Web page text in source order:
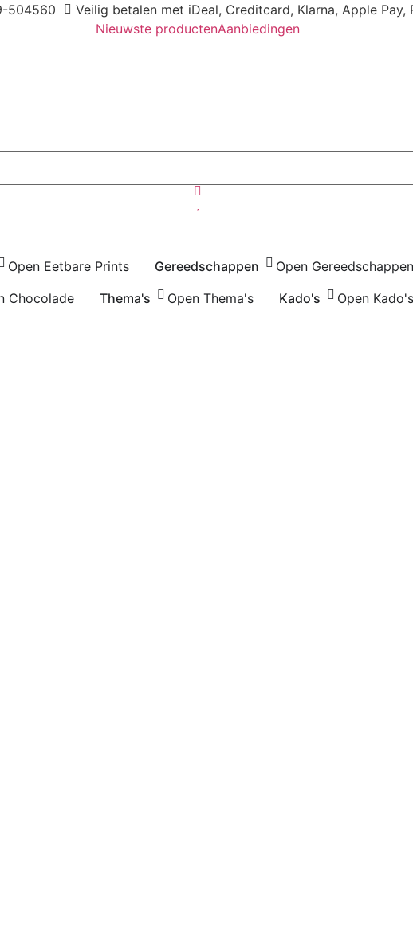
504560
Veilig betalen met iDeal, Creditcard, Klarna, Apple Pay,
Nieuwste productenAanbiedingen
Open Eetbare Prints Gereedschappen Open Gereedschappen
Chocolade Thema's Open Thema's Kado's Open Kado's